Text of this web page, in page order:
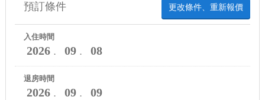
更改條件、重新報價
預訂條件
入住時間
2026． 09． 08
退房時間
2026． 09． 09